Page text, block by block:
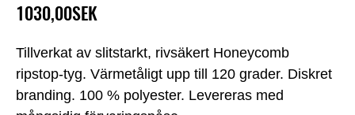
Tillverkat av slitstarkt, rivsäkert Honeycomb
ripstop-tyg. Värmetåligt upp till 120 grader. Diskret
branding. 100 % polyester. Levereras med
1030,00SEK